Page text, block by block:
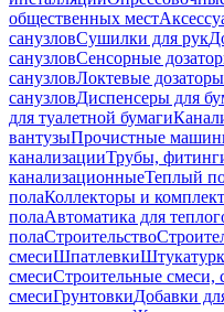
общественных мест
санузловСушилки для рук
санузловСенсорные
санузловЛоктевые
санузловДиспенсеры для
для туалетной бумаги
вантузыПрочистные
канализацииТрубы,
канализационныеТеплый
полаКоллекторы и
полаАвтоматика для
полаСтроительство
смесиШпатлевки
смесиСтроительные смеси,
смесиГрунтовкиДобавки